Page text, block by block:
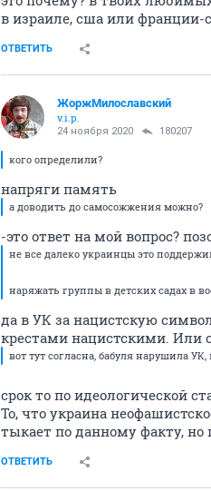
в израиле, сша или франции-
ОТВЕТИТЬ
ЖоржМилославский
v.i.p.
24 ноября 2020 180207
кого определили?
напряги память
а доводить до самосожжения можно?
-это ответ на мой вопрос?
не все далеко украинцы это
наряжать группы в детских садах в
да в УК за нацистскую
крестами нацистскими. Или
вот тут согласна, бабуля нарушила
срок то по идеологической
То, что украина
тыкает по данному факту,
ОТВЕТИТЬ